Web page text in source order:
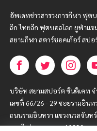
อัพเดทข่าวสารวงการกีฬา ฟุ
ลีก ไทยลีก ฟุตบอลโลก ยูฟ่าแซ
สยามกีฬา สตาร์ชอคเก้อร์ สป
บริษัท สยามสปอร์ต ซินติเคท
เลขที่ 66/26 - 29 ซอยรามอินท
ถนนรามอินทรา แขวงนวลจันทร์
เขตบึงกุ่ม กรุงเทพฯ 10230